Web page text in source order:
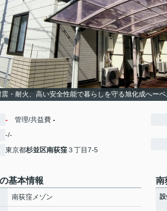
・耐火、高い安全性能で暮らしを守る旭化成へー
- 管理/共益費 -
-/-
東京都杉並区南荻窪３丁目7-5
基本情報
南荻窪メゾン
南